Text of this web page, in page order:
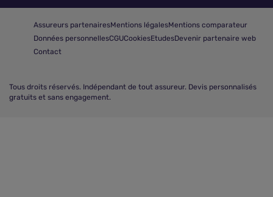
Assureurs partenairesMentions légalesMentions comparateur
Données personnellesCGUCookiesEtudesDevenir partenaire web
Contact
Tous droits réservés. Indépendant de tout assureur. Devis personnalisés
gratuits et sans engagement.